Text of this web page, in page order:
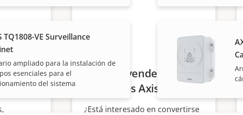
TQ1808-VE Surveillance
ampliado para la instalación de
esenciales para el
del sistema
¿Quiere vender
productos Axis?
¿Está interesado en convertirse